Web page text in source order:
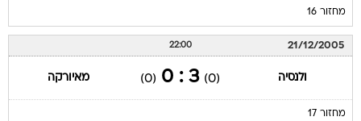
מחזור 16
21/12/2005
22:00
ולנסיה (0)
3 : 0
(0) מאיורקה
מחזור 17